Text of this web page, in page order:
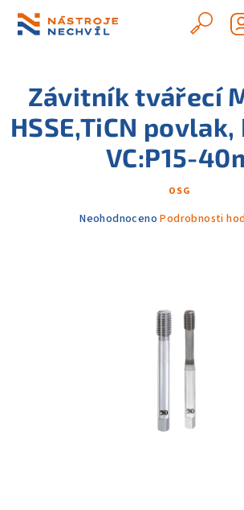
obsah
Závitník tvářecí
HSSE,TiCN povlak,
VC:P15-
OSG
Průměrné
Neohodnoceno Podrobnosti